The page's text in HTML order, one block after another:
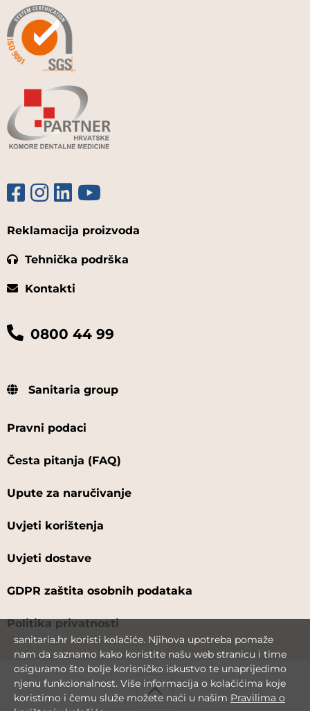
Reklamacija proizvoda
Tehnička podrška
Kontakti
0800 44 99
Sanitaria group
Pravni podaci
Česta pitanja (FAQ)
Upute za naručivanje
Uvjeti korištenja
Uvjeti dostave
GDPR zaštita osobnih podataka
Politika privatnosti
sanitaria.hr koristi kolačiće. Njihova upotreba pomaže
nam da saznamo kako koristite našu web stranicu i time
osiguramo što bolje korisničko iskustvo te unaprijedimo
njenu funkcionalnost. Više informacija o kolačićima koje
koristimo i čemu služe možete naći u našim Pravilima o